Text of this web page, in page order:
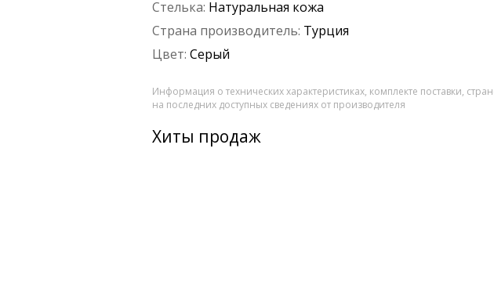
Стелька: Натуральная кожа
Страна производитель: Турция
Цвет: Серый
Информация о технических характеристиках, комплекте поставки,
на последних доступных сведениях от производителя
Хиты продаж